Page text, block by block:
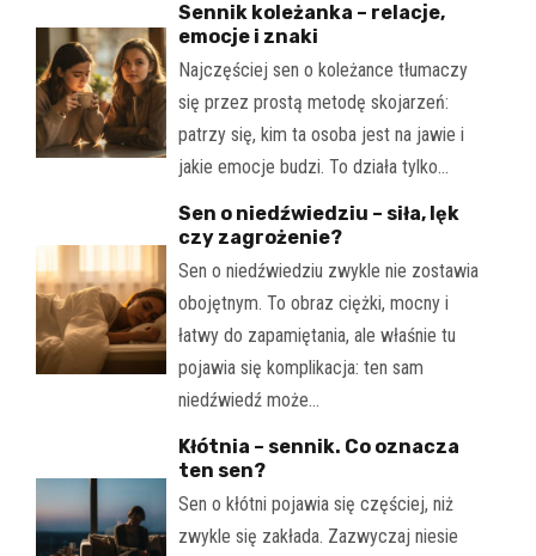
Sennik koleżanka – relacje,
emocje i znaki
Najczęściej sen o koleżance tłumaczy
się przez prostą metodę skojarzeń:
patrzy się, kim ta osoba jest na jawie i
jakie emocje budzi. To działa tylko…
Sen o niedźwiedziu – siła, lęk
czy zagrożenie?
Sen o niedźwiedziu zwykle nie zostawia
obojętnym. To obraz ciężki, mocny i
łatwy do zapamiętania, ale właśnie tu
pojawia się komplikacja: ten sam
niedźwiedź może…
Kłótnia – sennik. Co oznacza
ten sen?
Sen o kłótni pojawia się częściej, niż
zwykle się zakłada. Zazwyczaj niesie